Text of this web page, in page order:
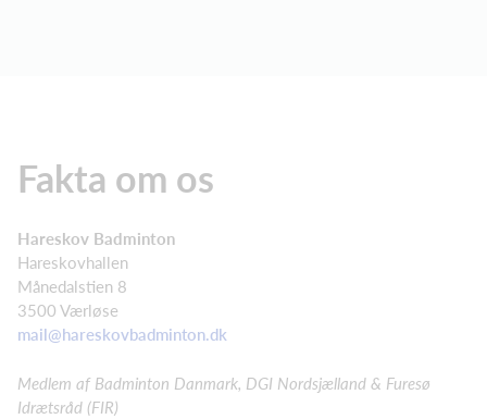
Fakta om os
Hareskov Badminton
Hareskovhallen
Månedalstien 8
3500 Værløse
mail@hareskovbadminton.dk
Medlem af Badminton Danmark, DGI Nordsjælland & Furesø
Idrætsråd (FIR)